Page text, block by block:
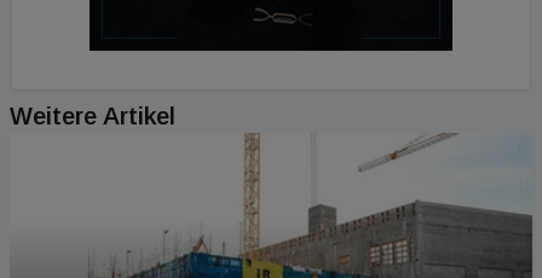
Weitere Artikel